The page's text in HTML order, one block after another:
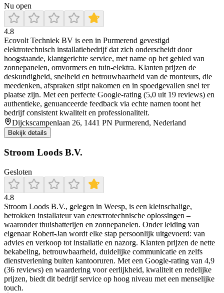
Nu open
4.8
Ecovolt Techniek BV is een in Purmerend gevestigd
elektrotechnisch installatiebedrijf dat zich onderscheidt door
hoogstaande, klantgerichte service, met name op het gebied van
zonnepanelen, omvormers en tuin‑elektra. Klanten prijzen de
deskundigheid, snelheid en betrouwbaarheid van de monteurs, die
meedenken, afspraken stipt nakomen en in spoedgevallen snel ter
plaatse zijn. Met een perfecte Google‑rating (5,0 uit 19 reviews) en
authentieke, genuanceerde feedback via echte namen toont het
bedrijf consistent kwaliteit en professionaliteit.
Dijckscampenlaan 26, 1441 PN Purmerend, Nederland
Bekijk details
Stroom Loods B.V.
Gesloten
4.8
Stroom Loods B.V., gelegen in Weesp, is een kleinschalige,
betrokken installateur van електrotechnische oplossingen –
waaronder thuisbatterijen en zonnepanelen. Onder leiding van
eigenaar Robert‑Jan wordt elke stap persoonlijk uitgevoerd: van
advies en verkoop tot installatie en nazorg. Klanten prijzen de nette
bekabeling, betrouwbaarheid, duidelijke communicatie en zelfs
dienstverlening buiten kantooruren. Met een Google-rating van 4,9
(36 reviews) en waardering voor eerlijkheid, kwaliteit en redelijke
prijzen, biedt dit bedrijf service op hoog niveau met een menselijke
touch.